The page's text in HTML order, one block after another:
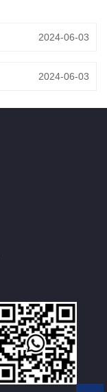
2024-06-03
2024-06-03